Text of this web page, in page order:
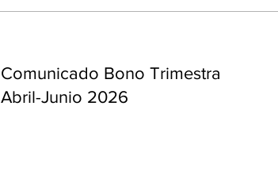
Comunicado Bono Trimestral
Abril-Junio 2026